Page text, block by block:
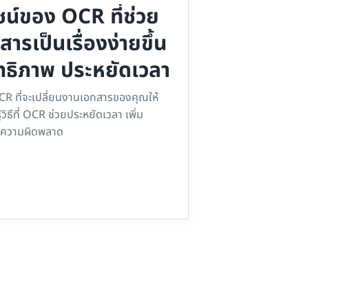
น์ของ OCR ที่ช่วย
ารเป็นเรื่องง่ายขึ้น
ภาพ ประหยัดเวลา
ที่จะเปลี่ยนงานเอกสารของคุณให้
ธีที่ OCR ช่วยประหยัดเวลา เพิ่ม
วามผิดพลาด